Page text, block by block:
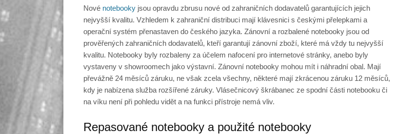
Nové notebooky jsou opravdu zbrusu nové od zahraničních dodavatelů garantujících jejich
nejvyšší kvalitu. Vzhledem k zahraniční distribuci mají klávesnici s českými přelepkami a
operační systém přenastaven do českého jazyka. Zánovní a rozbalené notebooky jsou od
prověřených zahraničních dodavatelů, kteří garantují zánovní zboží, které má vždy tu nejvyšší
kvalitu. Notebooky byly rozbaleny za účelem nafocení pro internetové stránky, anebo byly
vystaveny v showroomech jako výstavní. Zánovní notebooky mohou mít i náhradní obal. Mají
převážně 24 měsíců záruku, ne však zcela všechny, některé mají zkrácenou záruku 12 měsíců,
kdy je nabízena služba rozšířené záruky. Vlásečnicový škrábanec ze spodní části notebooku či
na víku není při pohledu vidět a na funkci přístroje nemá vliv.
Repasované notebooky a použité notebooky